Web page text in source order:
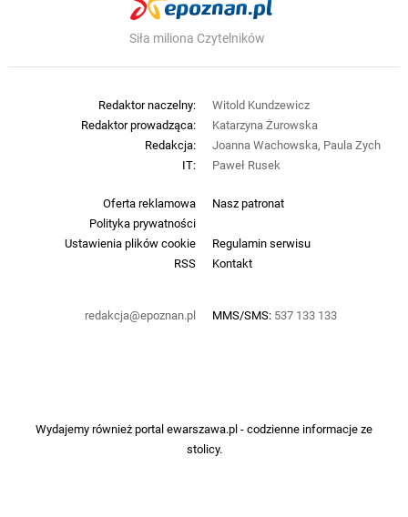
Siła miliona Czytelników
Oferta reklamowa
Nasz patronat
Polityka prywatności
Ustawienia plików cookie
Regulamin serwisu
RSS
Kontakt
redakcja@epoznan.pl MMS/SMS: 537 133 133
Redaktor naczelny:
Witold Kundzewicz
Redaktor prowadząca:
Katarzyna Żurowska
Redakcja:
Joanna Wachowska, Paula Zych
IT:
Paweł Rusek
Wydajemy również portalewarszawa.pl- codzienne informacje ze
stolicy.